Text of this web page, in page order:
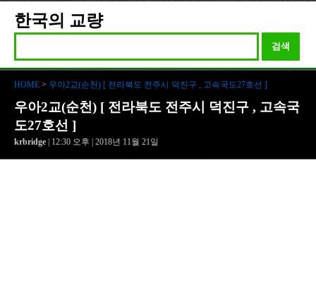
한국의 교량
검색
HOME > 우아2교(순천) [ 전라북도 전주시 덕진구 , 고속국도27호선 ]
우아2교(순천) [ 전라북도 전주시 덕진구 , 고속국
도27호선 ]
krbridge | 12:30 오후 | 2018년 11월 21일